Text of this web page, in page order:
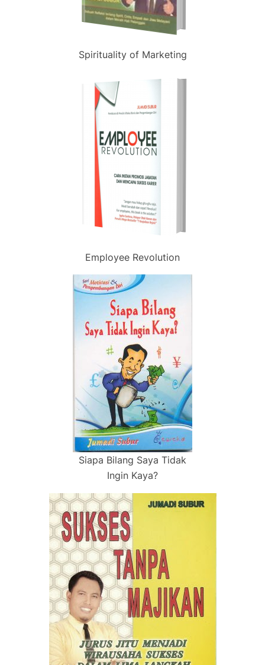
Spirituality of Marketing
Employee Revolution
Siapa Bilang Saya Tidak
Ingin Kaya?